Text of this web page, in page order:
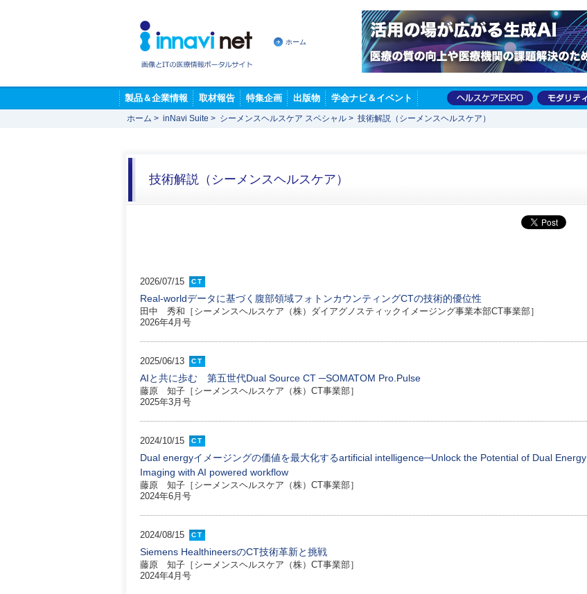
ホーム
製品＆企業情報 取材報告 特集企画 出版物 学会ナビ＆イベント
ホーム > inNavi Suite > シーメンスヘルスケア スペシャル > 技術解説（シーメンスヘルスケア）
技術解説（シーメンスヘルスケア）
2026/07/15 CT
Real-worldデータに基づく腹部領域フォトンカウンティングCTの技術的優位性
田中 秀和［シーメンスヘルスケア（株）ダイアグノスティックイメージング事業本部CT事業部］
2026年4月号
2025/06/13 CT
AIと共に歩む 第五世代Dual Source CT ─SOMATOM Pro.Pulse
藤原 知子［シーメンスヘルスケア（株）CT事業部］
2025年3月号
2024/10/15 CT
Dual energyイメージングの価値を最大化するartificial intelligence─Unlock the Potential of Dual Energy
Imaging with AI powered workflow
藤原 知子［シーメンスヘルスケア（株）CT事業部］
2024年6月号
2024/08/15 CT
Siemens HealthineersのCT技術革新と挑戦
藤原 知子［シーメンスヘルスケア（株）CT事業部］
2024年4月号